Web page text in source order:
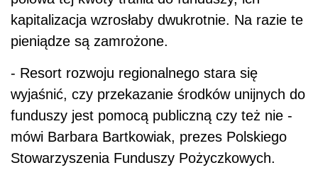
kapitalizacja wzrosłaby dwukrotnie. Na razie te
pieniądze są zamrożone.
- Resort rozwoju regionalnego stara się
wyjaśnić, czy przekazanie środków unijnych do
funduszy jest pomocą publiczną czy też nie -
mówi Barbara Bartkowiak, prezes Polskiego
Stowarzyszenia Funduszy Pożyczkowych.